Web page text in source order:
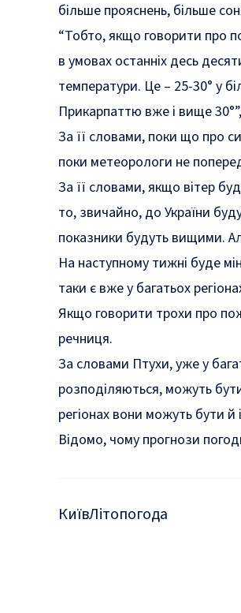
більше прояснень, більше
“Тобто, якщо говорити про
в умовах останніх десь
температури. Це – 25-30° у
Прикарпаттю вже і вище
За її словами, поки що про
поки метеорологи не
За її словами, якщо вітер
то, звичайно, до України
показники будуть вищими.
На наступному тижні буде
таки є вже у багатьох
Якщо говорити трохи про
речниця.
За словами Птухи, уже у
розподіляються, можуть
регіонах вони можуть бути
Відомо, чому прогнози
КиївЛітопогода